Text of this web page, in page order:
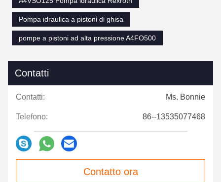
Pompa idraulica a pistoni di ghisa
pompe a pistoni ad alta pressione A4FO500
Contatti
Contatti: Ms. Bonnie
Telefono: 86--13535077468
Contatto ora